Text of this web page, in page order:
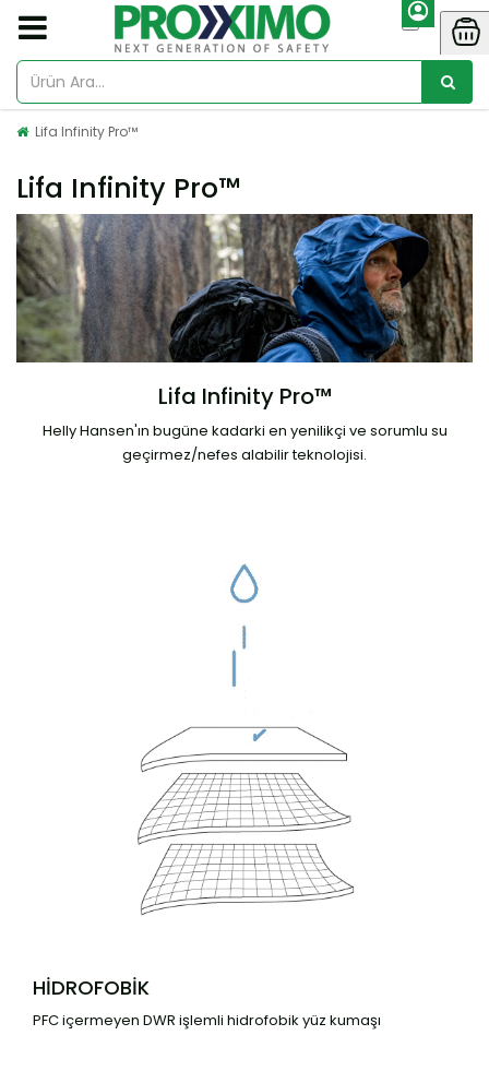
Lifa Infinity Pro™
Lifa Infinity Pro™
Lifa Infinity Pro™
Helly Hansen'ın bugüne kadarki en yenilikçi ve sorumlu su
geçirmez/nefes alabilir teknolojisi.
HİDROFOBİK
PFC içermeyen DWR işlemli hidrofobik yüz kumaşı